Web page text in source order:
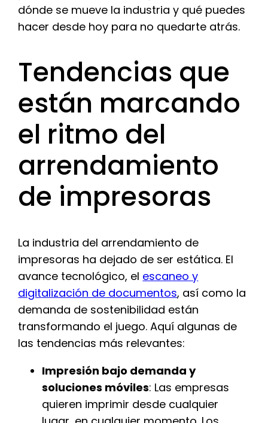
dónde se mueve la industria y qué puedes
hacer desde hoy para no quedarte atrás.
Tendencias que
están marcando
el ritmo del
arrendamiento
de impresoras
La industria del arrendamiento de
impresoras ha dejado de ser estática. El
avance tecnológico, el escaneo y
digitalización de documentos, así como la
demanda de sostenibilidad están
transformando el juego. Aquí algunas de
las tendencias más relevantes:
Impresión bajo demanda y
soluciones móviles: Las empresas
quieren imprimir desde cualquier